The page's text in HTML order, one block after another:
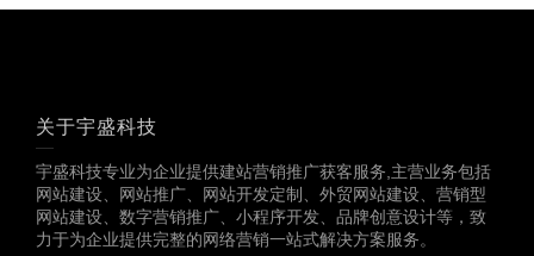
关于宇盛科技
宇盛科技专业为企业提供建站营销推广获客服务,主营业务包括
网站建设、网站推广、网站开发定制、外贸网站建设、营销型
网站建设、数字营销推广、小程序开发、品牌创意设计等，致
力于为企业提供完整的网络营销一站式解决方案服务。